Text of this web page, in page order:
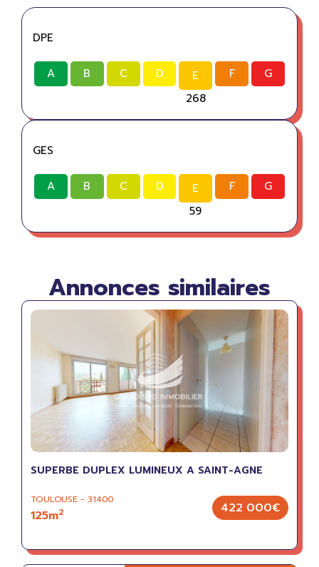
DPE
A B C D
E
268
F G
GES
A B C D
E
59
F G
Annonces similaires
SUPERBE DUPLEX LUMINEUX A SAINT-AGNE
TOULOUSE - 31400
125m2 422 000€